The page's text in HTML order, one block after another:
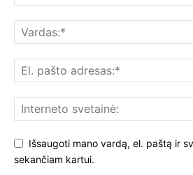
Išsaugoti mano vardą, el. paštą ir
sekančiam kartui.